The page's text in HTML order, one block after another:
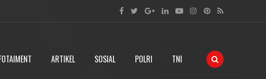
ARTIKEL SOSIAL POLRI TNI